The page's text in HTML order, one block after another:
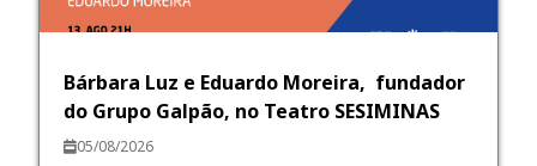
Bárbara Luz e Eduardo Moreira, fundador
do Grupo Galpão, no Teatro SESIMINAS
05/08/2026